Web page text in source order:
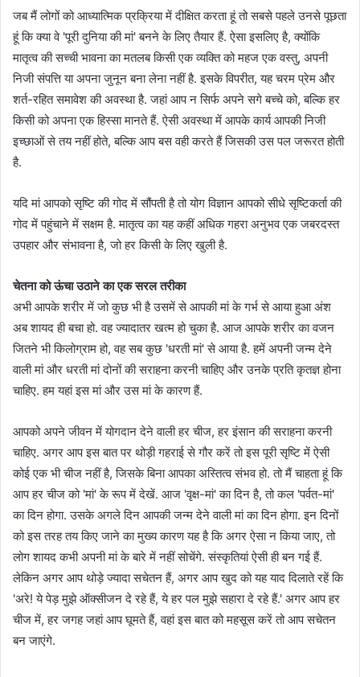
जब मैं लोगों को आध्यात्मिक प्रक्रिया में दीक्षित करता हूं तो सबसे पहले उनसे पूछता
हूं कि क्या वे 'पूरी दुनिया की मां' बनने के लिए तैयार हैं. ऐसा इसलिए है, क्योंकि
मातृत्व की सच्ची भावना का मतलब किसी एक व्यक्ति को महज एक वस्तु, अपनी
निजी संपत्ति या अपना जुनून बना लेना नहीं है. इसके विपरीत, यह चरम प्रेम और
शर्त-रहित समावेश की अवस्था है. जहां आप न सिर्फ अपने सगे बच्चे को, बल्कि हर
किसी को अपना एक हिस्सा मानते हैं. ऐसी अवस्था में आपके कार्य आपकी निजी
इच्छाओं से तय नहीं होते, बल्कि आप बस वही करते हैं जिसकी उस पल जरूरत होती
है.
यदि मां आपको सृष्टि की गोद में सौंपती है तो योग विज्ञान आपको सीधे सृष्टिकर्ता की
गोद में पहुंचाने में सक्षम है. मातृत्व का यह कहीं अधिक गहरा अनुभव एक जबरदस्त
उपहार और संभावना है, जो हर किसी के लिए खुली है.
चेतना को ऊंचा उठाने का एक सरल तरीका
अभी आपके शरीर में जो कुछ भी है उसमें से आपकी मां के गर्भ से आया हुआ अंश
अब शायद ही बचा हो. वह ज्यादातर खत्म हो चुका है. आज आपके शरीर का वजन
जितने भी किलोग्राम हो, वह सब कुछ 'धरती मां' से आया है. हमें अपनी जन्म देने
वाली मां और धरती मां दोनों की सराहना करनी चाहिए और उनके प्रति कृतज्ञ होना
चाहिए. हम यहां इस मां और उस मां के कारण हैं.
आपको अपने जीवन में योगदान देने वाली हर चीज, हर इंसान की सराहना करनी
चाहिए. अगर आप इस बात पर थोड़ी गहराई से गौर करें तो इस पूरी सृष्टि में ऐसी
कोई एक भी चीज नहीं है, जिसके बिना आपका अस्तित्व संभव हो. तो मैं चाहता हूं कि
आप हर चीज को 'मां' के रूप में देखें. आज 'वृक्ष-मां' का दिन है, तो कल 'पर्वत-मां'
का दिन होगा. उसके अगले दिन आपकी जन्म देने वाली मां का दिन होगा. इन दिनों
को इस तरह तय किए जाने का मुख्य कारण यह है कि अगर ऐसा न किया जाए, तो
लोग शायद कभी अपनी मां के बारे में नहीं सोचेंगे. संस्कृतियां ऐसी ही बन गई हैं.
लेकिन अगर आप थोड़े ज्यादा सचेतन हैं, अगर आप खुद को यह याद दिलाते रहें कि
'अरे! ये पेड़ मुझे ऑक्सीजन दे रहे हैं, ये हर पल मुझे सहारा दे रहे हैं.' अगर आप हर
चीज में, हर जगह जहां आप घूमते हैं, वहां इस बात को महसूस करें तो आप सचेतन
बन जाएंगे.